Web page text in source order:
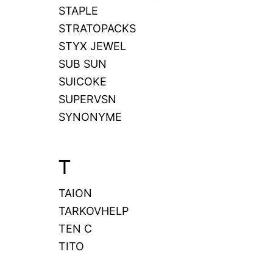
STAPLE
STRATOPACKS
STYX JEWEL
SUB SUN
SUICOKE
SUPERVSN
SYNONYME
T
TAION
TARKOVHELP
TEN C
TITO